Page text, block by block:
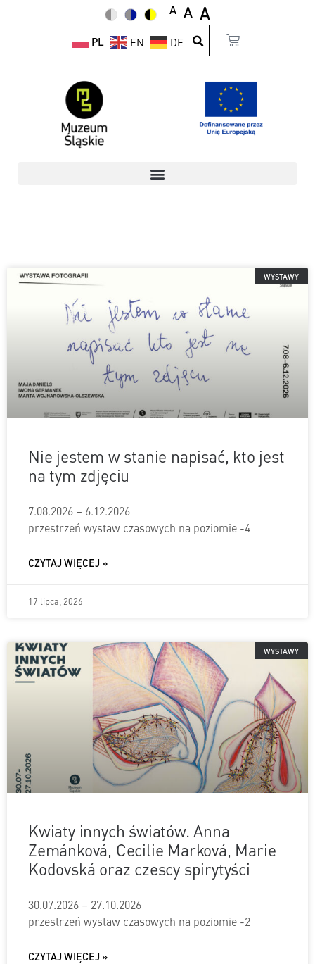
A A A
PL EN DE
WYSTAWY
Nie jestem w stanie napisać, kto jest
na tym zdjęciu
7.08.2026 – 6.12.2026
przestrzeń wystaw czasowych na poziomie -4
CZYTAJ WIĘCEJ »
17 lipca, 2026
WYSTAWY
Kwiaty innych światów. Anna
Zemánková, Cecilie Marková, Marie
Kodovská oraz czescy spirytyści
30.07.2026 – 27.10.2026
przestrzeń wystaw czasowych na poziomie -2
CZYTAJ WIĘCEJ »